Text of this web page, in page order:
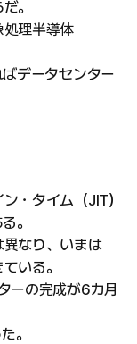
。
理半導体
データセンター
・タイム（JIT）
。
なり、いまは
いる。
ーの完成が6カ月
。